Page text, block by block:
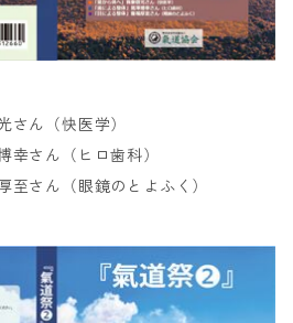
ん（快医学）
さん（ヒロ歯科）
さん（眼鏡のとよふく）